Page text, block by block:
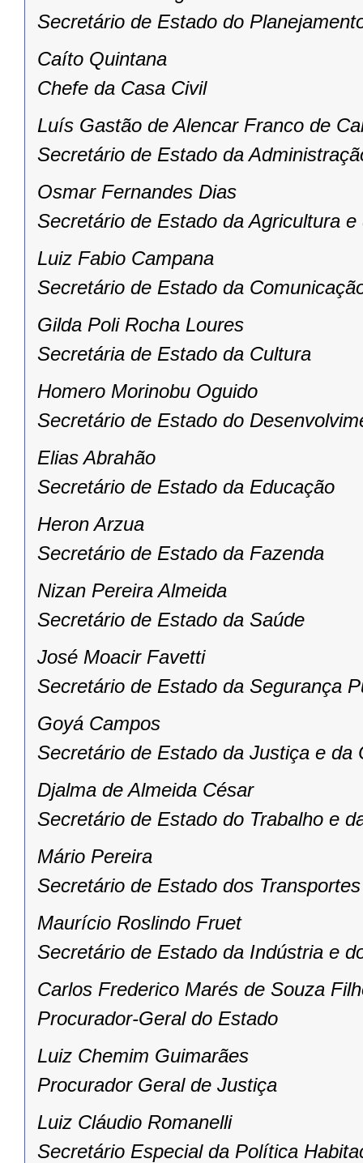
Secretário de Estado do
Caíto Quintana
Chefe da Casa Civil
Luís Gastão de Alencar Franco de
Secretário de Estado da
Osmar Fernandes Dias
Secretário de Estado da Agricultura
Luiz Fabio Campana
Secretário de Estado da
Gilda Poli Rocha Loures
Secretária de Estado da Cultura
Homero Morinobu Oguido
Secretário de Estado do
Elias Abrahão
Secretário de Estado da Educação
Heron Arzua
Secretário de Estado da Fazenda
Nizan Pereira Almeida
Secretário de Estado da Saúde
José Moacir Favetti
Secretário de Estado da Segurança
Goyá Campos
Secretário de Estado da Justiça e da
Djalma de Almeida César
Secretário de Estado do Trabalho e
Mário Pereira
Secretário de Estado dos Transportes
Maurício Roslindo Fruet
Secretário de Estado da Indústria e
Carlos Frederico Marés de Souza
Procurador-Geral do Estado
Luiz Chemim Guimarães
Procurador Geral de Justiça
Luiz Cláudio Romanelli
Secretário Especial da Política